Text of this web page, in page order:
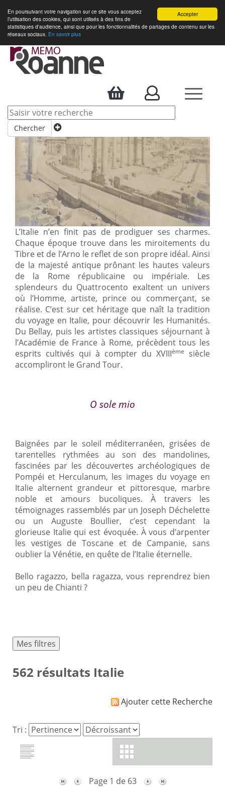
Accepter
En poursuivant votre navigation sur ce site vous acceptez
l’utilisation des cookies, qui sont utilisés à des fins de
statistiques d'audience, ainsi que pour les fonctionnalités de partages de contenu sur les
réseaux sociaux. En savoir plus
Chercher
Accueil>Thèmes
Voyage en Italie
L’Italie n’en finit pas de prodiguer ses charmes.
Chaque époque trouve dans les miroitements du
Tibre et de l’Arno le reflet de son propre idéal. Ainsi
de la majesté antique prônant les hautes valeurs
de la Rome républicaine ou impériale. Les
splendeurs du Quattrocento exaltent un univers
où l’Homme, artiste, prince ou commerçant, se
réalise. C’est sur cet héritage que naît la tradition
du voyage en Italie, pour découvrir les Humanités.
Du Bellay, puis les artistes classiques séjournant à
l’Académie de France à Rome, précèdent tous les
esprits cultivés qui à compter du XVIIIème
siècle
accompliront le Grand Tour.
O sole mio
Baignées par le soleil méditerranéen, grisées de
tarentelles rythmées au son des mandolines,
fascinées par les découvertes archéologiques de
Pompéi et Herculanum, les images du voyage en
Italie alternent grandeur et pittoresque, marbre
noble et amours bucoliques. À travers les
témoignages rassemblés par un Joseph Déchelette
ou un Auguste Boullier, c’est cependant la
glorieuse Italie qui est évoquée. À vous d’arpenter
les vestiges de Toscane et de Campanie, sans
oublier la Vénétie, en quête de l’Italie éternelle.
Bello ragazzo, bella ragazza, vous reprendrez bien
un peu de Chianti ?
Toggle
navigation
Mes filtres
562 résultats Italie
Ajouter cette Recherche
Tri :
Page 1 de 63